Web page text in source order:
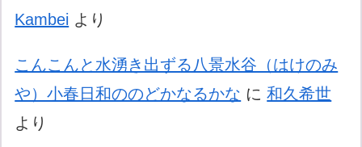
Kambei より
こんこんと水湧き出ずる八景水谷（はけのみ
や）小春日和ののどかなるかな に和久希世
より